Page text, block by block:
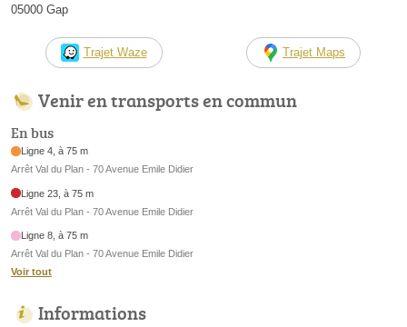
05000 Gap
Trajet Waze Trajet Maps
Venir en transports en commun
En bus
Ligne 4, à 75 m
Arrêt Val du Plan - 70 Avenue Emile Didier
Ligne 23, à 75 m
Arrêt Val du Plan - 70 Avenue Emile Didier
Ligne 8, à 75 m
Arrêt Val du Plan - 70 Avenue Emile Didier
Voir tout
Informations